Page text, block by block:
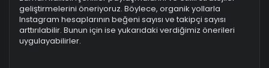
geliştirmelerini öneriyoruz. Böylece, organik yollarla
Instagram hesaplarının beğeni sayısı ve takipçi sayısı
arttırılabilir. Bunun için ise yukarıdaki verdiğimiz önerileri
uygulayabilirler.